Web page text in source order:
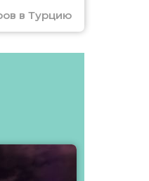
в Турцию